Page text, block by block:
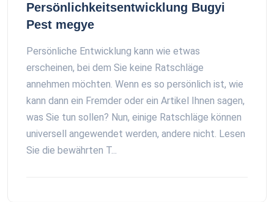
Persönlichkeitsentwicklung Bugyi
Pest megye
Persönliche Entwicklung kann wie etwas
erscheinen, bei dem Sie keine Ratschläge
annehmen möchten. Wenn es so persönlich ist, wie
kann dann ein Fremder oder ein Artikel Ihnen sagen,
was Sie tun sollen? Nun, einige Ratschläge können
universell angewendet werden, andere nicht. Lesen
Sie die bewährten T...